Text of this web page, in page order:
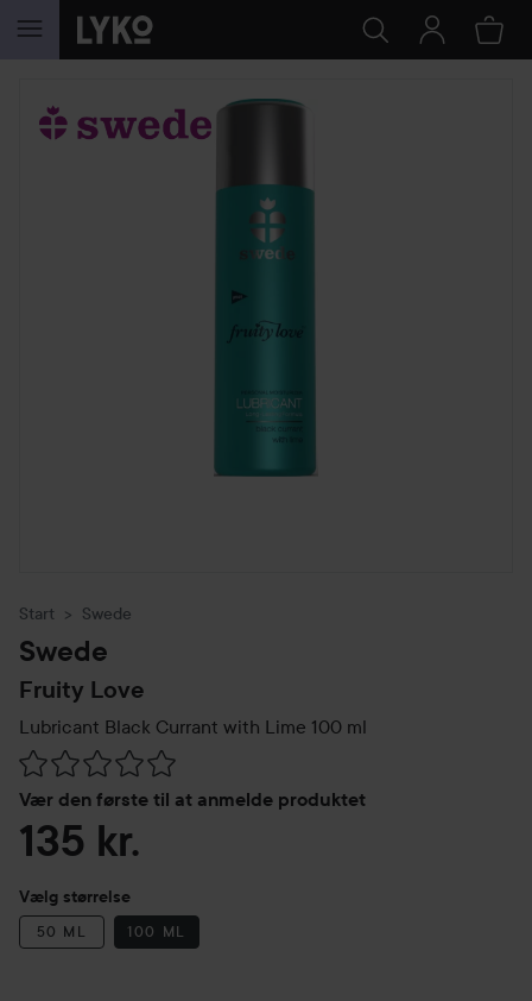
GÅ TIL INDHOLD
Start Swede
Swede
Fruity Love
Lubricant Black Currant with Lime 100 ml
Vær den første til at anmelde produktet
Gå til Anmeldelser & kommentarer
135 kr.
Vælg størrelse
50 ML 100 ML